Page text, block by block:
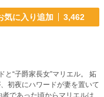
気に入り追加 3,462
“子爵家長女”マリエル。 妬
初夜にハワードが妻を置いて